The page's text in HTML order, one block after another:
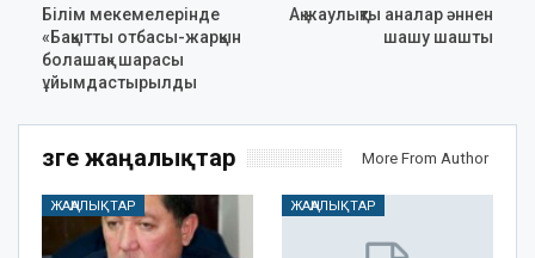
Білім мекемелерінде
«Бақытты отбасы-жарқын
болашақ» шарасы
ұйымдастырылды
Ақ жаулықты аналар әннен
шашу шашты
Өзге жаңалықтар More From Author
ЖАҢАЛЫҚТАР ЖАҢАЛЫҚТАР